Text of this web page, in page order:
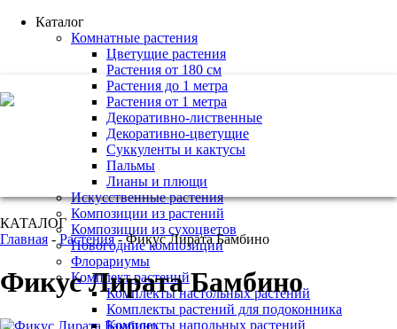
Каталог
Комнатные растения
Цветущие растения
Растения от 180 см
Растения до 1 метра
Растения от 1 метра
Декоративно-лиственные
Декоративно-цветущие
Суккуленты и кактусы
Пальмы
Лианы и плющи
Искусственные растения
Композиции из растений
Композиции из сухоцветов
Новогодние композиции
Флорариумы
Комплект растений
Комплекты настольных растений
Комплекты растений для подоконника
Комплекты напольных растений
КАТАЛОГ
Главная - Растения - Фикус Лирата Бамбино
Фикус Лирата Бамбино